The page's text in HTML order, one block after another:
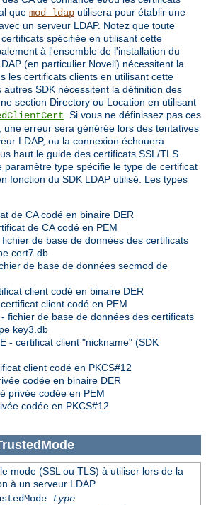
que mod_ldap utilisera pour établir une
un serveur LDAP. Notez que toute
spécifiée en utilisant cette
à l'ensemble de l'installation du
(en particulier Novell) nécessitent la
les certificats clients en utilisant cette
SDK nécessitent la définition des
section Directory ou Location en utilisant
. Si vous ne définissez pas ces
une erreur sera générée lors des tentatives
LDAP, ou la connexion échouera
haut le guide des certificats SSL/TLS
paramètre type spécifie le type de certificat
fonction du SDK LDAP utilisé. Les types
de CA codé en binaire DER
de CA codé en PEM
de base de données des certificats
cert7.db
de base de données secmod de
client codé en binaire DER
client codé en PEM
fichier de base de données des certificats
key3.db
- certificat client "nickname" (SDK
client codé en PKCS#12
codée en binaire DER
privée codée en PEM
codée en PKCS#12
mode (SSL ou TLS) à utiliser lors de la
à un serveur LDAP.
type